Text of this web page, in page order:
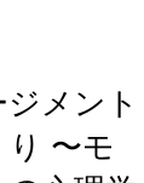
イト「あるバ
報サイトに、
メント
〜モ